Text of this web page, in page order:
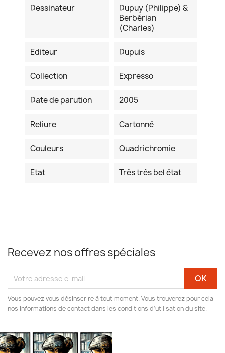
Dessinateur
Dupuy (Philippe) &
Berbérian
(Charles)
Editeur Dupuis
Collection Expresso
Date de parution 2005
Reliure Cartonné
Couleurs Quadrichromie
Etat Très très bel état
Recevez nos offres spéciales
Vous pouvez vous désinscrire à tout moment. Vous trouverez pour cela
nos informations de contact dans les conditions d'utilisation du site.